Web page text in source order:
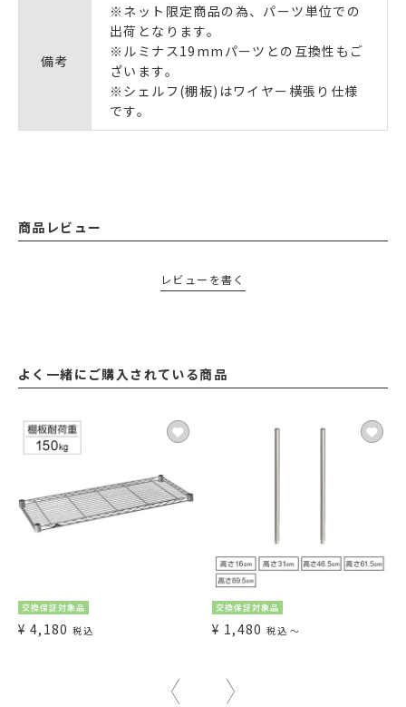
備考
※ネット限定商品の為、パーツ単位での
出荷となります。
※ルミナス19mmパーツとの互換性もご
ざいます。
※シェルフ(棚板)はワイヤー横張り仕様
です。
商品レビュー
レビューを書く
よく一緒にご購入されている商品
交換保証対象品
¥ 4,180 税込
交換保証対象品
¥ 1,480 税込 〜